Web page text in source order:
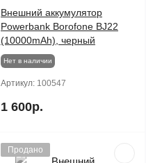
Внешний аккумулятор
Powerbank Borofone BJ22
(10000mAh), черный
Нет в наличии
Артикул: 100547
1 600р.
Продано